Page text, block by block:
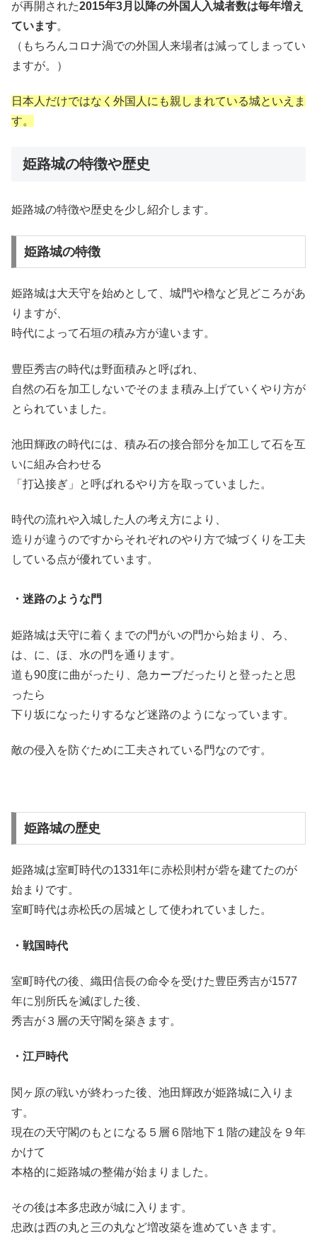
が再開された2015年3月以降の外国人入城者数は毎年増え
ています。
（もちろんコロナ渦での外国人来場者は減ってしまってい
ますが。）
日本人だけではなく外国人にも親しまれている城といえま
す。
姫路城の特徴や歴史
姫路城の特徴や歴史を少し紹介します。
姫路城の特徴
姫路城は大天守を始めとして、城門や櫓など見どころがあ
りますが、
時代によって石垣の積み方が違います。
豊臣秀吉の時代は野面積みと呼ばれ、
自然の石を加工しないでそのまま積み上げていくやり方が
とられていました。
池田輝政の時代には、積み石の接合部分を加工して石を互
いに組み合わせる
「打込接ぎ」と呼ばれるやり方を取っていました。
時代の流れや入城した人の考え方により、
造りが違うのですからそれぞれのやり方で城づくりを工夫
している点が優れています。
・迷路のような門
姫路城は天守に着くまでの門がいの門から始まり、ろ、
は、に、ほ、水の門を通ります。
道も90度に曲がったり、急カーブだったりと登ったと思
ったら
下り坂になったりするなど迷路のようになっています。
敵の侵入を防ぐために工夫されている門なのです。
姫路城の歴史
姫路城は室町時代の1331年に赤松則村が砦を建てたのが
始まりです。
室町時代は赤松氏の居城として使われていました。
・戦国時代
室町時代の後、織田信長の命令を受けた豊臣秀吉が1577
年に別所氏を滅ぼした後、
秀吉が３層の天守閣を築きます。
・江戸時代
関ヶ原の戦いが終わった後、池田輝政が姫路城に入りま
す。
現在の天守閣のもとになる５層６階地下１階の建設を９年
かけて
本格的に姫路城の整備が始まりました。
その後は本多忠政が城に入ります。
忠政は西の丸と三の丸など増改築を進めていきます。